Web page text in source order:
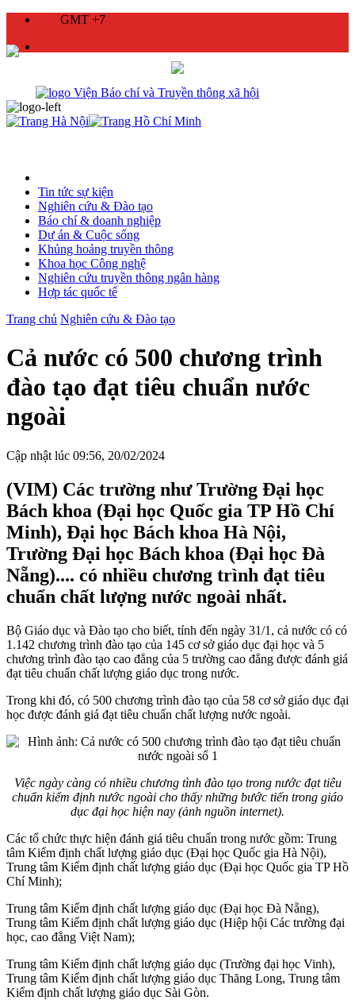
GMT +7
Tin tức sự kiện
Nghiên cứu & Đào tạo
Báo chí & doanh nghiệp
Dự án & Cuộc sống
Khủng hoảng truyền thông
Khoa học Công nghệ
Nghiên cứu truyền thông ngân hàng
Hợp tác quốc tế
Trang chủ Nghiên cứu & Đào tạo
Cả nước có 500 chương trình
đào tạo đạt tiêu chuẩn nước
ngoài
Cập nhật lúc 09:56, 20/02/2024
(VIM) Các trường như Trường Đại học
Bách khoa (Đại học Quốc gia TP Hồ Chí
Minh), Đại học Bách khoa Hà Nội,
Trường Đại học Bách khoa (Đại học Đà
Nẵng).... có nhiều chương trình đạt tiêu
chuẩn chất lượng nước ngoài nhất.
Bộ Giáo dục và Đào tạo cho biết, tính đến ngày 31/1, cả nước có có
1.142 chương trình đào tạo của 145 cơ sở giáo dục đại học và 5
chương trình đào tạo cao đẳng của 5 trường cao đẳng được đánh giá
đạt tiêu chuẩn chất lượng giáo dục trong nước.
Trong khi đó, có 500 chương trình đào tạo của 58 cơ sở giáo dục đại
học được đánh giá đạt tiêu chuẩn chất lượng nước ngoài.
Việc ngày càng có nhiều chương tình đào tạo trong nước đạt tiêu
chuẩn kiểm định nước ngoài cho thấy những bước tiến trong giáo
dục đại học hiện nay (ảnh nguồn internet).
Các tổ chức thực hiện đánh giá tiêu chuẩn trong nước gồm: Trung
tâm Kiểm định chất lượng giáo dục (Đại học Quốc gia Hà Nội),
Trung tâm Kiểm định chất lượng giáo dục (Đại học Quốc gia TP Hồ
Chí Minh);
Trung tâm Kiểm định chất lượng giáo dục (Đại học Đà Nẵng),
Trung tâm Kiểm định chất lượng giáo dục (Hiệp hội Các trường đại
học, cao đẳng Việt Nam);
Trung tâm Kiểm định chất lượng giáo dục (Trường đại học Vinh),
Trung tâm Kiểm định chất lượng giáo dục Thăng Long, Trung tâm
Kiểm định chất lượng giáo dục Sài Gòn.